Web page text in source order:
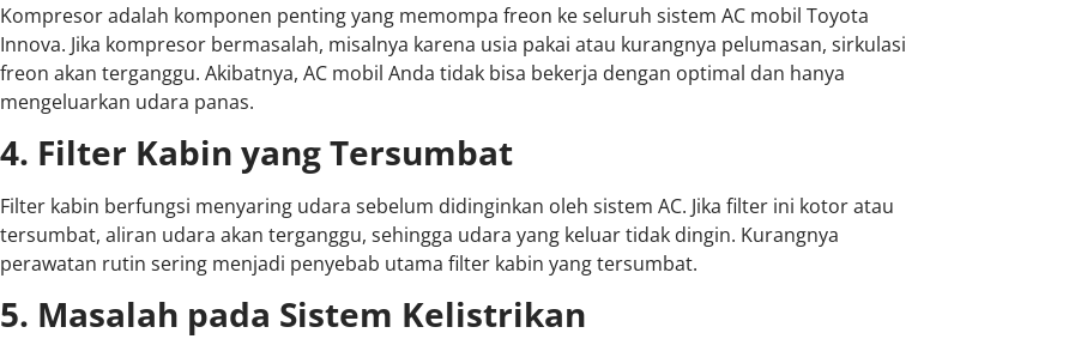
Kompresor adalah komponen penting yang memompa freon ke seluruh sistem AC mobil Toyota
Innova. Jika kompresor bermasalah, misalnya karena usia pakai atau kurangnya pelumasan, sirkulasi
freon akan terganggu. Akibatnya, AC mobil Anda tidak bisa bekerja dengan optimal dan hanya
mengeluarkan udara panas.
4. Filter Kabin yang Tersumbat
Filter kabin berfungsi menyaring udara sebelum didinginkan oleh sistem AC. Jika filter ini kotor atau
tersumbat, aliran udara akan terganggu, sehingga udara yang keluar tidak dingin. Kurangnya
perawatan rutin sering menjadi penyebab utama filter kabin yang tersumbat.
5. Masalah pada Sistem Kelistrikan